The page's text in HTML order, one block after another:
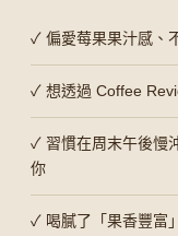
✓ 偏愛莓果果汁感、
✓ 想透過 Coffee
✓ 習慣在周末午後慢
你
✓ 喝膩了「果香豐富